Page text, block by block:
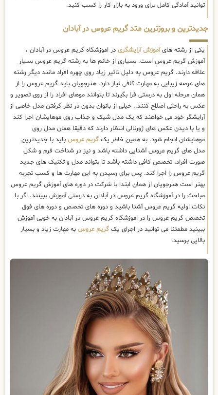
توانید آمادگی کامل برای ورود به بازار کار را کسب کنید.
جدیدترین و بروزترین متد گریم عروس در آبادان
یکی از رشته هایآموزش آرایشگری در اموزشگاه گریم عروس در آبادان ،
آموزش گریم عروس است. بسیاری از خانم ها به رشته گریم عروس بسیار
علاقه دارند. گریم عروس به دلیل تاثیر زیاد روی چهره افراد مانند دیگر رشته
های عرصه زیبایی به مهارت کافی نیاز دارد. هنرجویان باید گریم عروس را از
همان مرحله اول به درستی فرا بگیرند تا بتوانند موهای افراد را از روی تصویر و
عکس به راحتی اصلاح کنند.. خیلی از بانوان بدون در نظر گرفتن مدل خاصی از
آرایشگر خود می خواهند که یک مدل شیک و جذاب روی موهایشان اجرا کند
و یا با دیدن عکس های ژورنالی انتظار دارند که دقیقا همان مدل روی
موهایشان انجام شود. به همین خاطر یک گریم عروس باید با جدیدترین
مدل های گریم عروس آشنایی داشته باشد و نیز در شناخت فرم و شکل
صورت افراد، تخصص کافی داشته باشد تا بتواند مدل و تکنیک های جدید
گریم عروس را اجرا کند. پس برای رسیدن به این مهارت ها و کسب تجربه
بهتر است هنرجویان از همان ابتدا با شرکت در دوره های آموزش گریم عروس
مباحث را در آموزشگاه گریم عروس در آبادان به درستی آموزش ببینند. اگر با
نکات اولیه گریم عروس آشنا باشید و دوره های تخصص و دوره های فوق
تخصص گریم عروس را در اموزشگاه گریم عروس در آبادان به خوبی آموزش
ببینید مطمئنا می توانید در اجرای یک گریم عروس به مهارت زیاد و بسیار
بالایی برسید.